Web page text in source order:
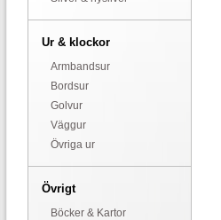
Ur & klockor
Armbandsur
Bordsur
Golvur
Väggur
Övriga ur
Övrigt
Böcker & Kartor